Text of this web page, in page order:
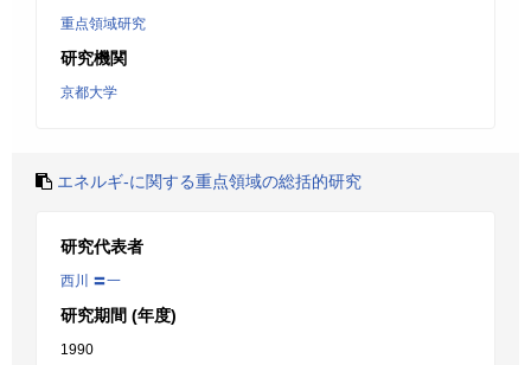
重点領域研究
研究機関
京都大学
エネルギ-に関する重点領域の総括的研究
研究代表者
西川 〓一
研究期間 (年度)
1990